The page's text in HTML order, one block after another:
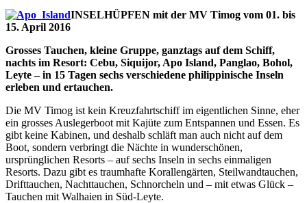
INSELHÜPFEN mit der MV Timog vom 01. bis
15. April 2016
Grosses Tauchen, kleine Gruppe, ganztags auf dem Schiff,
nachts im Resort: Cebu, Siquijor, Apo Island, Panglao, Bohol,
Leyte – in 15 Tagen sechs verschiedene philippinische Inseln
erleben und ertauchen.
Die MV Timog ist kein Kreuzfahrtschiff im eigentlichen Sinne, eher
ein grosses Auslegerboot mit Kajüte zum Entspannen und Essen. Es
gibt keine Kabinen, und deshalb schläft man auch nicht auf dem
Boot, sondern verbringt die Nächte in wunderschönen,
ursprünglichen Resorts – auf sechs Inseln in sechs einmaligen
Resorts. Dazu gibt es traumhafte Korallengärten, Steilwandtauchen,
Drifttauchen, Nachttauchen, Schnorcheln und – mit etwas Glück –
Tauchen mit Walhaien in Süd-Leyte.